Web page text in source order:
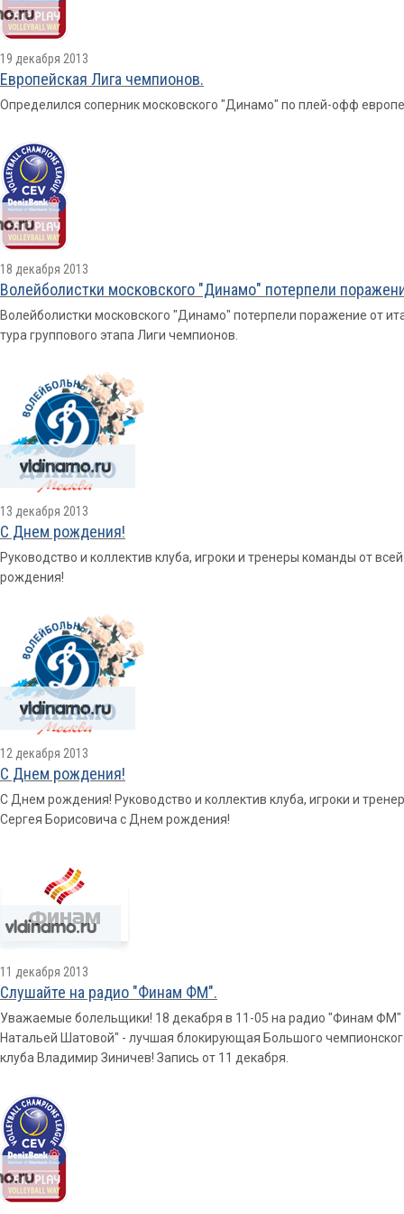
19 декабря 2013
Европейская Лига чемпионов.
Определился соперник московского "Динамо" по плей-офф
18 декабря 2013
Волейболистки московского "Динамо" потерпели
Волейболистки московского "Динамо" потерпели поражение от
тура группового этапа Лиги чемпионов.
13 декабря 2013
С Днем рождения!
Руководство и коллектив клуба, игроки и тренеры команды от
рождения!
12 декабря 2013
С Днем рождения!
С Днем рождения! Руководство и коллектив клуба, игроки и
Сергея Борисовича с Днем рождения!
11 декабря 2013
Слушайте на радио "Финам ФМ".
Уважаемые болельщики! 18 декабря в 11-05 на радио "Финам ФМ"
Натальей Шатовой" - лучшая блокирующая Большого
клуба Владимир Зиничев! Запись от 11 декабря.